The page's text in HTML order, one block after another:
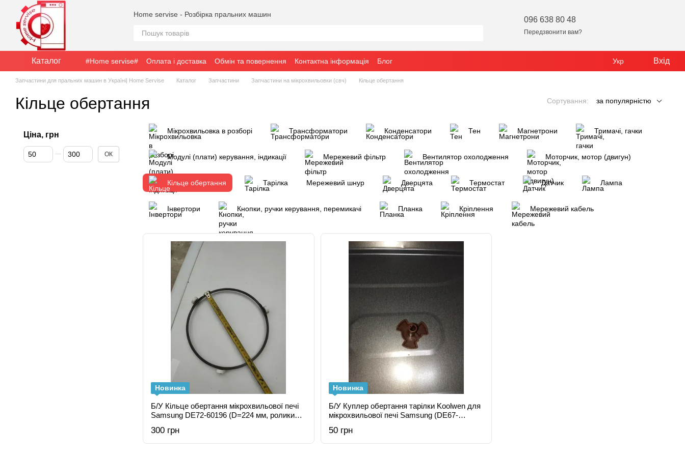
Перейти до основного контенту
Home servise - Розбірка пральних машин
096 638 80 48
Передзвонити вам?
Каталог #Home servise# Оплата і доставка Обмін та повернення Контактна інформація Блог Укр Вхід
Запчастини для пральних машин в Україні| Home Servise Каталог Запчастини Запчастини на мікрохвильовки (свч) Кільце обертання
Кільце обертання Сортування: за популярністю
Мікрохвильовка в розборі Трансформатори Конденсатори Тен Магнетрони Тримачі, гачки
Модулі (плати) керування, індикації Мережевий фільтр Вентилятор охолодження Моторчик, мотор (двигун)
Кільце обертання Тарілка Мережевий шнур Дверцята Термостат Датчик Лампа
Інвертори Кнопки, ручки керування, перемикачі Планка Кріплення Мережевий кабель
Новинка
Б/У Кільце обертання мікрохвильової печі
Samsung DE72-60196 (D=224 мм, ролики
300 грн
Новинка
Б/У Куплер обертання тарілки Koolwen для
мікрохвильової печі Samsung (DE67-
50 грн
Ціна, грн
Від Ціна, грн
До Ціна, грн ОК